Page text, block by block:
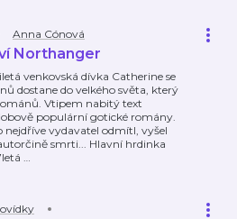
Anna Cónová
Northanger
venkovská dívka Catherine se
dostane do velkého světa, který
Vtipem nabitý text
populární gotické romány.
nejdříve vydavatel odmítl, vyšel
smrti... Hlavní hrdinka
…